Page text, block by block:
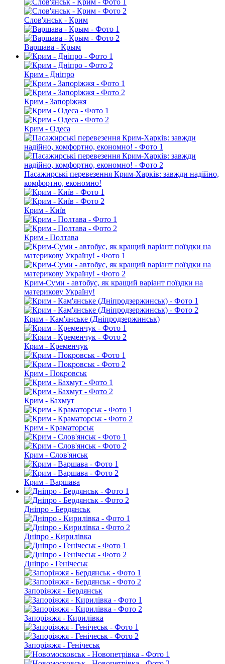
Слов'янськ - Крим
Варшава - Крым
Крим - Дніпро
Крим - Запоріжжя
Крим - Одеса
Пасажирські перевезення Крим-Харків: завжди надійно,
комфортно, економно!
Крим - Київ
Крим - Полтава
Крим-Суми - автобус, як кращий варіант поїздки на
материкову Україну!
Крим - Кам'янське (Дніпродзержинськ)
Крим - Кременчук
Крим - Покровськ
Крим - Бахмут
Крим - Краматорськ
Крим - Слов'янськ
Крим - Варшава
Дніпро - Бердянськ
Дніпро - Кирилівка
Дніпро - Генічеськ
Запоріжжя - Бердянськ
Запоріжжя - Кирилівка
Запоріжжя - Генічеськ